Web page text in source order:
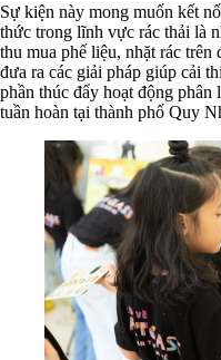
Sự kiện này mong muốn kết
thức trong lĩnh vực rác thải là
thu mua phế liệu, nhặt rác
đưa ra các giải pháp giúp cải
phần thúc đẩy hoạt động
tuần hoàn tại thành phố Quy